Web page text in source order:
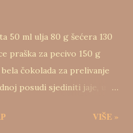
50 ml ulja 80 g šećera 130
praška za pecivo 150 g
čokolada za prelivanje
posudi sjediniti jaje, ulje
što kraće mešajući.VIŠE »